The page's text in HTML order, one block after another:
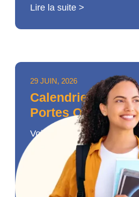
Lire la suite >
29 JUIN, 2026
Calendrier des
Portes Ouvertes
Voici les dates de nos
ouvertes pour 2026/2027
Montpellier : Montpellier
Lire la suite >